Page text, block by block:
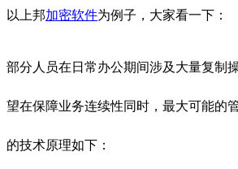
以上邦加密软件为例子，大家看一下：
部分人员在日常办公期间涉及大量复制
望在保障业务连续性同时，最大可能的
的技术原理如下：